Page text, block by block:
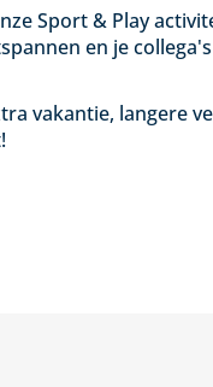
Sport & Play
en je
vakantie, langere